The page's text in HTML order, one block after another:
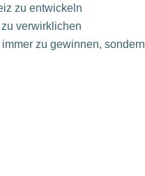
zu entwickeln
verwirklichen
immer zu gewinnen,